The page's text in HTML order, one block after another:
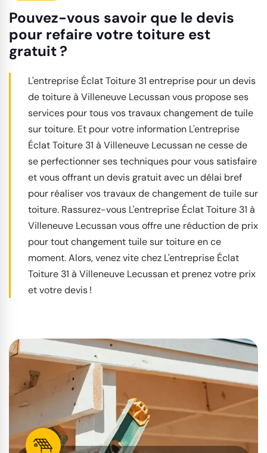
Pouvez-vous savoir que le devis
pour refaire votre toiture est
gratuit ?
L'entreprise Éclat Toiture 31 entreprise pour un devis
de toiture à Villeneuve Lecussan vous propose ses
services pour tous vos travaux changement de tuile
sur toiture. Et pour votre information L'entreprise
Éclat Toiture 31 à Villeneuve Lecussan ne cesse de
se perfectionner ses techniques pour vous satisfaire
et vous offrant un devis gratuit avec un délai bref
pour réaliser vos travaux de changement de tuile sur
toiture. Rassurez-vous L'entreprise Éclat Toiture 31 à
Villeneuve Lecussan vous offre une réduction de prix
pour tout changement tuile sur toiture en ce
moment. Alors, venez vite chez L'entreprise Éclat
Toiture 31 à Villeneuve Lecussan et prenez votre prix
et votre devis !